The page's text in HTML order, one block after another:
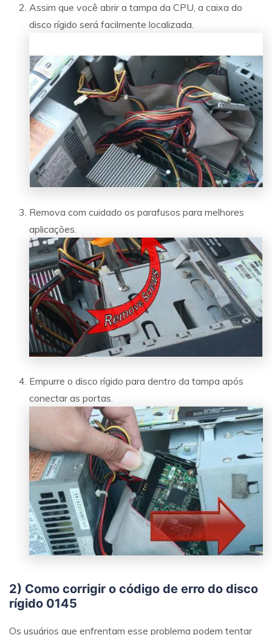
Assim que você abrir a tampa da CPU, a caixa do
disco rígido será facilmente localizada.
Remova com cuidado os parafusos para melhores
aplicações.
Empurre o disco rígido para dentro da tampa após
conectar as portas.
2) Como corrigir o código de erro do disco
rígido 0145
Os usuários que enfrentam esse problema podem tentar